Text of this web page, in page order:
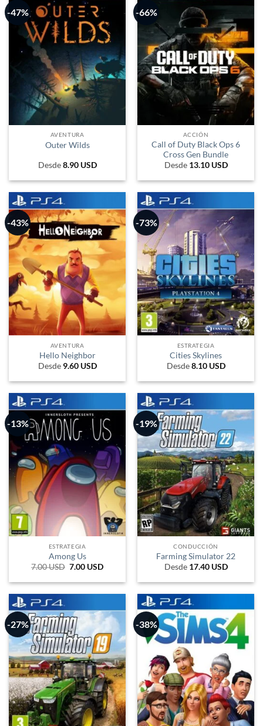
-47%
AVENTURA
Outer Wilds
Desde8.90 USD
-66%
ACCIÓN
Call of Duty Black Ops 6
Cross Gen Bundle
Desde 13.10 USD
-43%
AVENTURA
Hello Neighbor
Desde 9.60 USD
-73%
ESTRATEGIA
Cities Skylines
Desde8.10 USD
-13%
ESTRATEGIA
Among Us
7.00USD El
original
7.00 USD
actual
-19%
CONDUCCIÓN
Farming Simulator 22
Desde 17.40 USD
-27% -38%